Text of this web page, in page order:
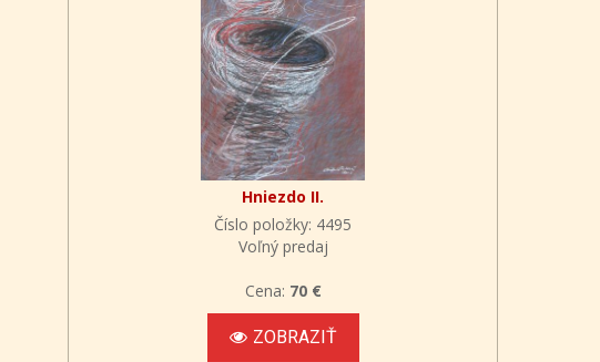
Hniezdo II.
Číslo položky: 4495
Voľný predaj
Cena: 70 €
ZOBRAZIŤ